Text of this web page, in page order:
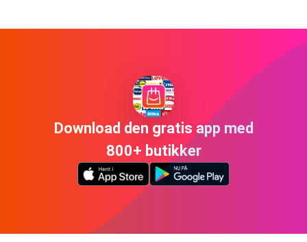
Download den gratis app med
800+ butikker